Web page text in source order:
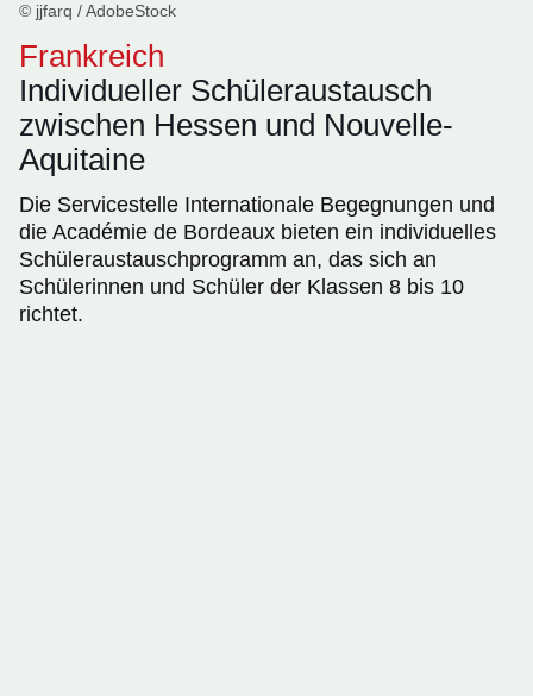
© jjfarq / AdobeStock
Frankreich
Individueller Schüleraustausch
zwischen Hessen und Nouvelle-
Aquitaine
Die Servicestelle Internationale Begegnungen und
die Académie de Bordeaux bieten ein individuelles
Schüleraustauschprogramm an, das sich an
Schülerinnen und Schüler der Klassen 8 bis 10
richtet.